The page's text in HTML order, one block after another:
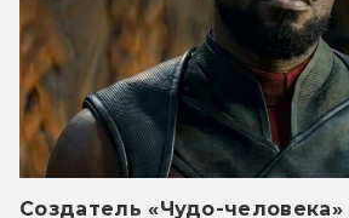
Создатель «Чудо-человека»